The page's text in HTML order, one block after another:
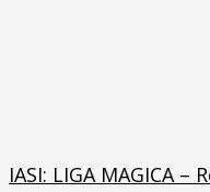
IASI: LIGA MAGICA